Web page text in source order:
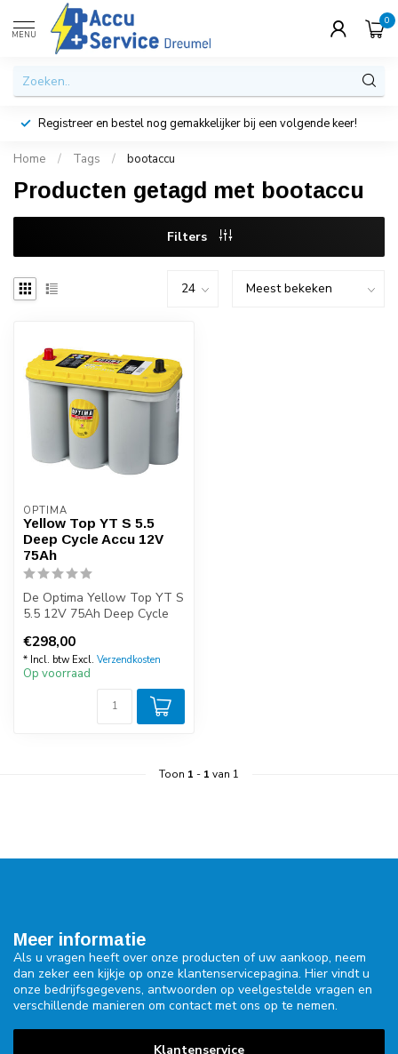
MENU
0
Registreer en bestel nog gemakkelijker bij een volgende keer!
Home / Tags / bootaccu
Producten getagd met bootaccu
Filters
OPTIMA
Yellow Top YT S 5.5
Deep Cycle Accu 12V
75Ah
De Optima Yellow Top YT S
5.5 12V 75Ah Deep Cycle
van e...
€298,00
* Incl. btw Excl. Verzendkosten
Op voorraad
Toon 1 - 1 van 1
Meer informatie
Als u vragen heeft over onze producten of uw aankoop, neem
dan zeker een kijkje op onze klantenservicepagina. Hier vindt u
onze bedrijfsgegevens, antwoorden op veelgestelde vragen en
verschillende manieren om contact met ons op te nemen.
Klantenservice